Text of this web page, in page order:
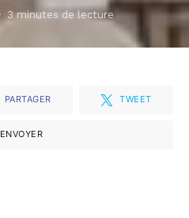
3 minutes de lecture
PARTAGER TWEET
ENVOYER